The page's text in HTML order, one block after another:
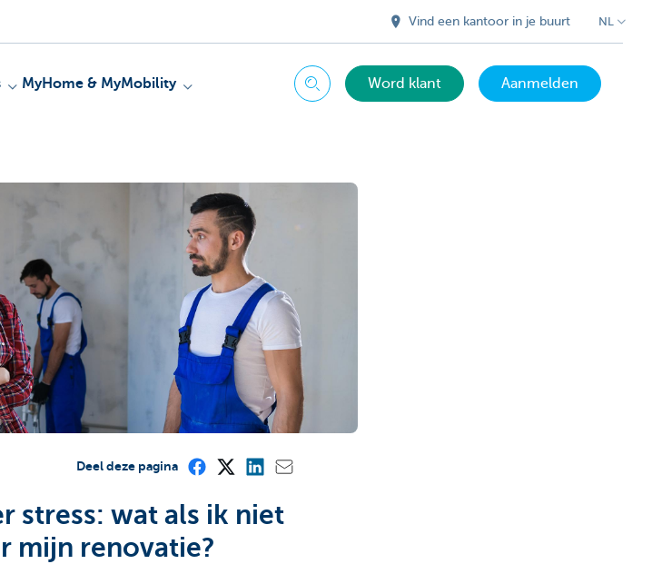
Vind een kantoor in je buurt NL
MyHome & MyMobility Zoeken Word klant Aanmelden
Deel deze pagina
stress: wat als ik niet
mijn renovatie?